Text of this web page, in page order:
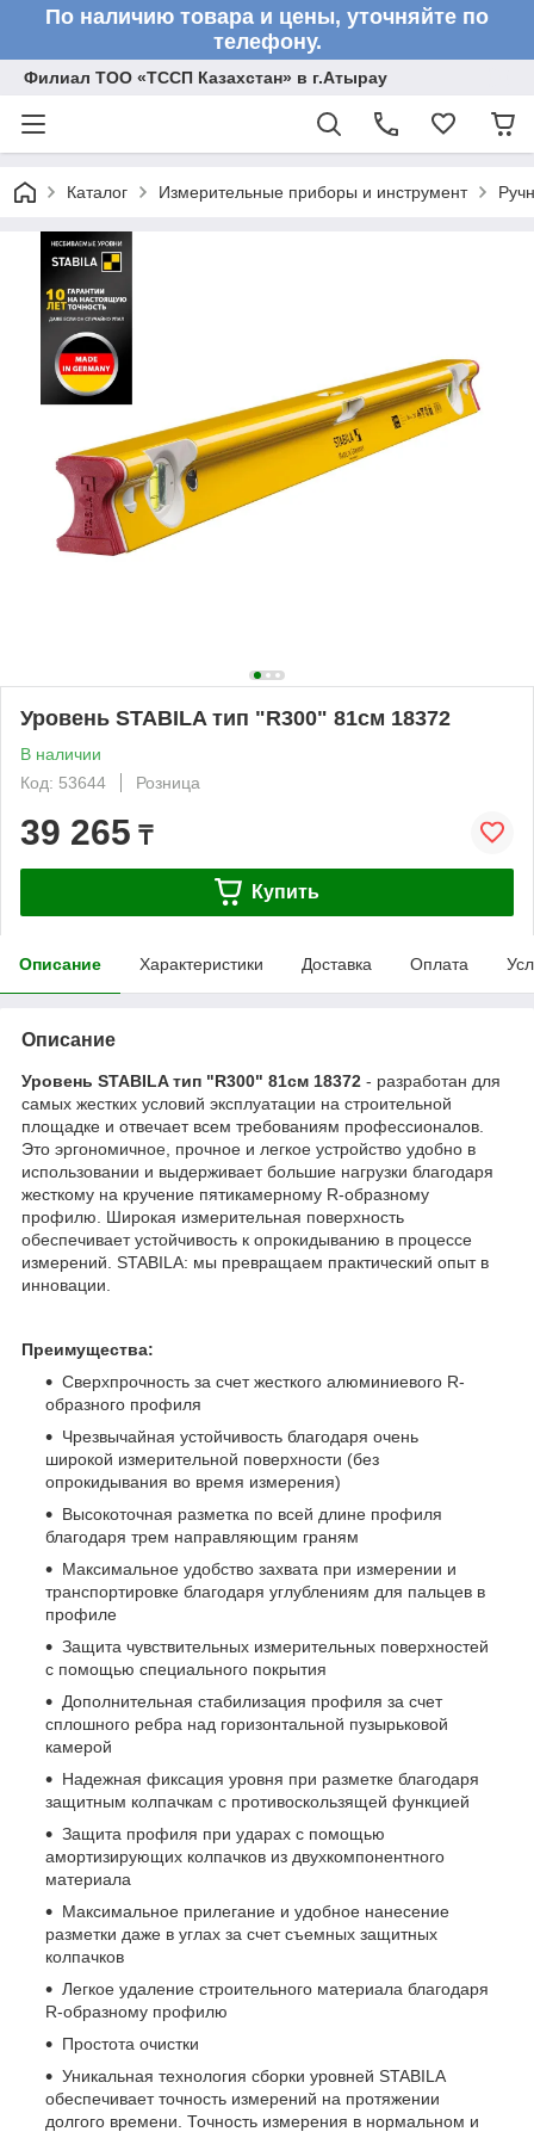
По наличию товара и цены, уточняйте по
телефону.
Филиал ТОО «ТССП Казахстан» в г.Атырау
Каталог Измерительные приборы и инструмент
Уровень STABILA тип "R300" 81см 18372
В наличии
Код: 53644
Розница
39 265 ₸
Купить
Описание Характеристики Доставка Оплата
Описание
Уровень STABILA тип "R300" 81см 18372 - разработан для
самых жестких условий эксплуатации на строительной
площадке и отвечает всем требованиям профессионалов.
Это эргономичное, прочное и легкое устройство удобно в
использовании и выдерживает большие нагрузки благодаря
жесткому на кручение пятикамерному R-образному
профилю. Широкая измерительная поверхность
обеспечивает устойчивость к опрокидыванию в процессе
измерений. STABILA: мы превращаем практический опыт в
инновации.
Преимущества:
Сверхпрочность за счет жесткого алюминиевого R-
образного профиля
Чрезвычайная устойчивость благодаря очень
широкой измерительной поверхности (без
опрокидывания во время измерения)
Высокоточная разметка по всей длине профиля
благодаря трем направляющим граням
Максимальное удобство захвата при измерении и
транспортировке благодаря углублениям для пальцев в
профиле
Защита чувствительных измерительных поверхностей
с помощью специального покрытия
Дополнительная стабилизация профиля за счет
сплошного ребра над горизонтальной пузырьковой
камерой
Надежная фиксация уровня при разметке благодаря
защитным колпачкам с противоскользящей функцией
Защита профиля при ударах с помощью
амортизирующих колпачков из двухкомпонентного
материала
Максимальное прилегание и удобное нанесение
разметки даже в углах за счет съемных защитных
колпачков
Легкое удаление строительного материала благодаря
R-образному профилю
Простота очистки
Уникальная технология сборки уровней STABILA
обеспечивает точность измерений на протяжении
долгого времени. Точность измерения в нормальном и